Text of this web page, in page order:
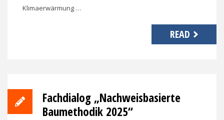
Klimaerwärmung …
READ
Fachdialog „Nachweisbasierte
Baumethodik 2025“